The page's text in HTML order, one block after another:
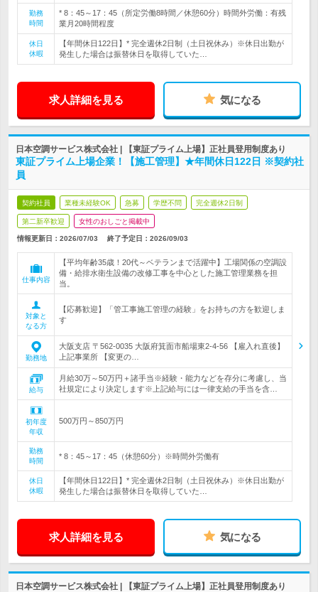
勤務
時間
* 8：45～17：45（所定労働8時間／休憩60分）時間外労働：有残
業月20時間程度
休日
休暇
【年間休日122日】* 完全週休2日制（土日祝休み）※休日出勤が
発生した場合は振替休日を取得していた…
求人詳細を見る 気になる
日本空調サービス株式会社 | 【東証プライム上場】正社員登用制度あり
東証プライム上場企業！【施工管理】★年間休日122日 ※契約社
員
契約社員 業種未経験OK 急募 学歴不問 完全週休2日制
第二新卒歓迎 女性のおしごと掲載中
情報更新日：2026/07/03 終了予定日： 2026/09/03
仕事内容
【平均年齢35歳！20代～ベテランまで活躍中】工場関係の空調設
備・給排水衛生設備の改修工事を中心とした施工管理業務を担
当。
対象と
なる方
【応募歓迎】「管工事施工管理の経験」をお持ちの方を歓迎しま
す
勤務地
大阪支店 〒562-0035 大阪府箕面市船場東2-4-56 【雇入れ直後】
上記事業所 【変更の…
給与
月給30万～50万円＋諸手当※経験・能力などを存分に考慮し、当
社規定により決定します※上記給与には一律支給の手当を含…
初年度
年収
500万円～850万円
勤務
時間
* 8：45～17：45（休憩60分）※時間外労働有
休日
休暇
【年間休日122日】* 完全週休2日制（土日祝休み）※休日出勤が
発生した場合は振替休日を取得していた…
求人詳細を見る 気になる
日本空調サービス株式会社 | 【東証プライム上場】正社員登用制度あり